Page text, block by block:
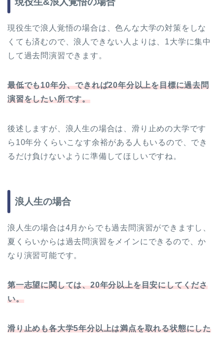
現役生で浪人覚悟の場合は、色んな大学の対策をしな
くても済むので、浪人できない人よりは、1大学に集中
して過去問演習できます。
最低でも10年分、できれば20年分以上を目標に過去問
演習をしたい所です。
後述しますが、浪人生の場合は、滑り止めの大学です
ら10年分くらいこなす余裕がある人もいるので、でき
るだけ負けないように準備してほしいですね。
浪人生の場合
浪人生の場合は4月からでも過去問演習ができますし、
夏くらいからは過去問演習をメインにできるので、か
なり演習可能です。
第一志望に関しては、20年分以上を目安にしてくださ
い。
滑り止めも各大学5年分以上は満点を取れる状態にした